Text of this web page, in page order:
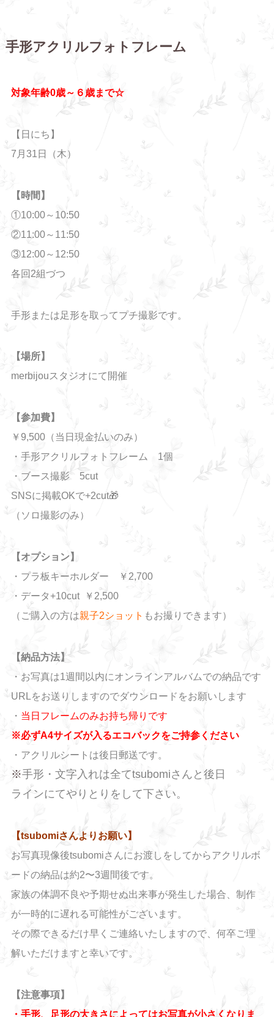
手形アクリルフォトフレーム
対象年齢0歳～６歳まで☆
【日にち】
7月31日（木）
【時間】
①10:00～10:50
②11:00～11:50
③12:00～12:50
各回2組づつ
手形または足形を取ってプチ撮影です。
【場所】
merbijouスタジオにて開催
【参加費】
￥9,500（当日現金払いのみ）
・手形アクリルフォトフレーム 1個
・ブース撮影 5cut
SNSに掲載OKで+2cut🎁
（ソロ撮影のみ）
【オプション】
・プラ板キーホルダー ￥2,700
・データ+10cut ￥2,500
（ご購入の方は親子2ショット もお撮りできます）
【納品方法】
・お写真は1週間以内にオンラインアルバムでの納品です
URLをお送りしますのでダウンロードをお願いします
・ 当日フレームのみお持ち帰りです
※必ずA4サイズが入るエコバックをご持参ください
・アクリルシートは後日郵送です。
※手形・文字入れは全てtsubomiさんと後日
ラインにてやりとりをして下さい。
【tsubomiさんよりお願い】
お写真現像後tsubomiさんにお渡しをしてからアクリルボ
ードの納品は約2〜3週間後です。
家族の体調不良や予期せぬ出来事が発生した場合、 制作
が一時的に遅れる可能性がございます。
その際できるだけ早くご連絡いたしますので、 何卒ご理
解いただけますと幸いです。
【注意事項】
・手形、足形の大きさによってはお写真が小さくなりま